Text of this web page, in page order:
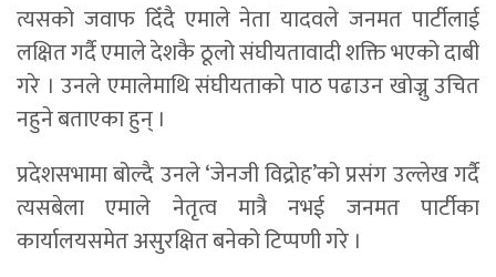
त्यसको जवाफ दिँदै एमाले नेता यादवले जनमत पार्टीलाई
लक्षित गर्दै एमाले देशकै ठूलो संघीयतावादी शक्ति भएको दाबी
गरे । उनले एमालेमाथि संघीयताको पाठ पढाउन खोज्नु उचित
नहुने बताएका हुन् ।
प्रदेशसभामा बोल्दै उनले ‘जेनजी विद्रोह’को प्रसंग उल्लेख गर्दै
त्यसबेला एमाले नेतृत्व मात्रै नभई जनमत पार्टीका
कार्यालयसमेत असुरक्षित बनेको टिप्पणी गरे ।